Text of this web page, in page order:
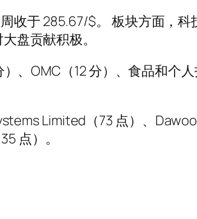
收于 285.67/$。 板块方面，
盘贡献积极。
、OMC（12 分）、食品和个
Limited（73 点）、
点）。